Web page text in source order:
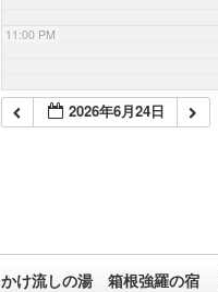
11:00 PM
2026年6月24日
かけ流しの湯 箱根強羅の宿